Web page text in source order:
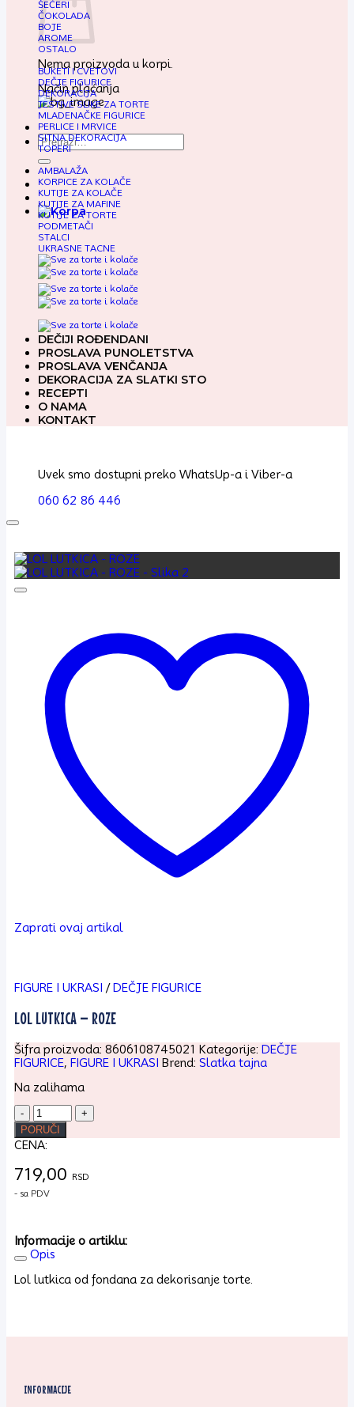
Nema proizvoda u korpi.
Način plaćanja
Pretraga
za:
ŠEĆERI
ČOKOLADA
BOJE
AROME
OSTALO
BUKETI I CVETOVI
DEČJE FIGURICE
DEKORACIJA
JESTIVE SLIKE ZA TORTE
MLADENAČKE FIGURICE
PERLICE I MRVICE
SITNA DEKORACIJA
TOPERI
AMBALAŽA
KORPICE ZA KOLAČE
KUTIJE ZA KOLAČE
KUTIJE ZA MAFINE
KUTIJE ZA TORTE
PODMETAČI
STALCI
UKRASNE TACNE
DEČIJI ROĐENDANI
PROSLAVA PUNOLETSTVA
PROSLAVA VENČANJA
DEKORACIJA ZA SLATKI STO
RECEPTI
O NAMA
KONTAKT
Uvek smo dostupni preko WhatsUp-a i Viber-a
060 62 86 446
Zaprati ovaj artikal
FIGURE I UKRASI / DEČJE FIGURICE
LOL LUTKICA – ROZE
Šifra proizvoda: 8606108745021 Kategorije: DEČJE
FIGURICE, FIGURE I UKRASI Brend: Slatka tajna
Na zalihama
LOL
LUTKICA
-
ROZE
PORUČI
CENA:
719,00 RSD
- sa PDV
Informacije o artiklu:
Opis
Lol lutkica od fondana za dekorisanje torte.
INFORMACIJE